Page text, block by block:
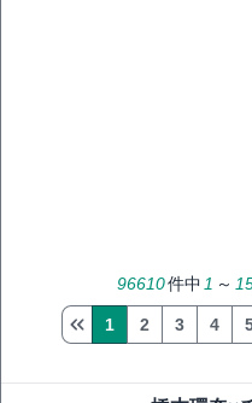
96610件中 1 ～
1 2 3 4